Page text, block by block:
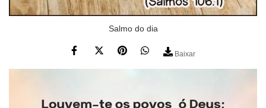
Salmo do dia
Baixar